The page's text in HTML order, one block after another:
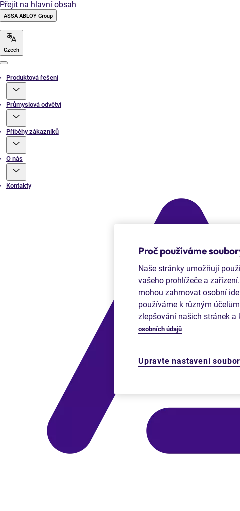
Přejít na hlavní obsah
ASSA ABLOY Group
Czech
Produktová řešení
Průmyslová odvětví
Příběhy zákazníků
O nás
Kontakty
Proč používáme
Naše stránky umožňují
vašeho prohlížeče a
mohou zahrnovat osobní
používáme k různým
zlepšování našich stránek a
osobních údajů
Upravte nastavení